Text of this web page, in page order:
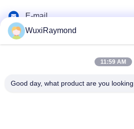
E-mail
adam@wxhy.com.cn
Adres
Shitangwan lndustrial Park, Wuxi
WuxiRaymond
11:59 AM
Good day, what product are you